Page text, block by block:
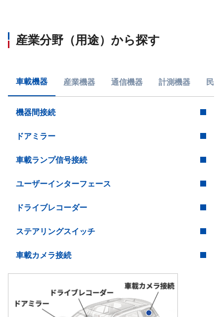
産業分野（用途）から探す
車載機器 産業機器 通信機器 計測機器 民
機器間接続
ドアミラー
車載ランプ信号接続
ユーザーインターフェース
ドライブレコーダー
ステアリングスイッチ
車載カメラ接続